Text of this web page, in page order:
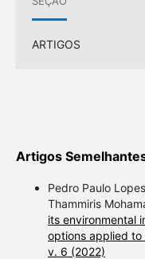
ARTIGOS
Artigos
Pedro Paulo
Thammiris
its environmental
options applied to
v. 6 (2022)